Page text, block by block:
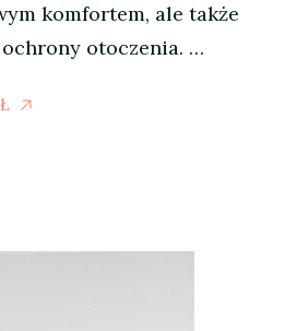
komfortem, ale także
otoczenia. …